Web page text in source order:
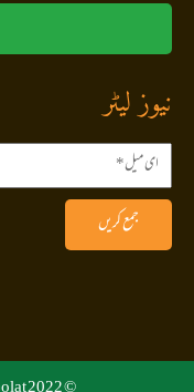
نیوز لیٹر
جمع کریں